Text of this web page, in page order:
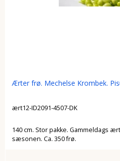
Ærter frø. Mechelse Krombek.
ært12-ID2091-4507-DK
140 cm. Stor pakke. Gammeldags
sæsonen. Ca. 350 frø.